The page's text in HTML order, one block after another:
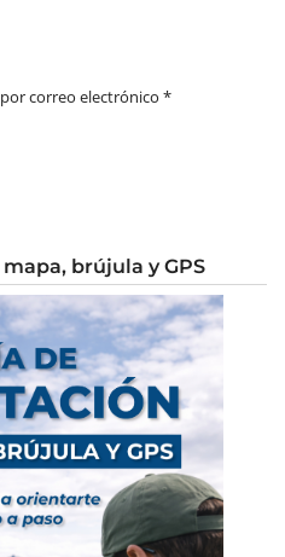
correo electrónico *
brújula y GPS